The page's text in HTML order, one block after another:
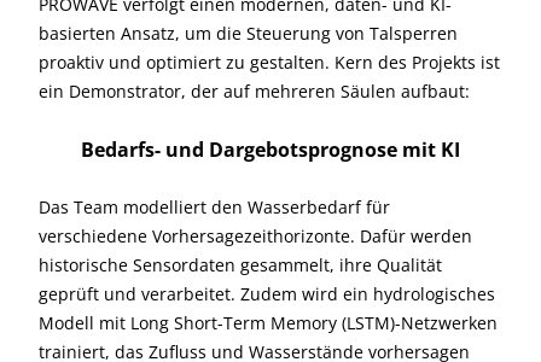
basierten Ansatz, um die Steuerung von Talsperren
proaktiv und optimiert zu gestalten. Kern des Projekts ist
ein Demonstrator, der auf mehreren Säulen aufbaut:
Bedarfs- und Dargebotsprognose mit KI
Das Team modelliert den Wasserbedarf für
verschiedene Vorhersagezeithorizonte. Dafür werden
historische Sensordaten gesammelt, ihre Qualität
geprüft und verarbeitet. Zudem wird ein hydrologisches
Modell mit Long Short-Term Memory (LSTM)-Netzwerken
trainiert, das Zufluss und Wasserstände vorhersagen